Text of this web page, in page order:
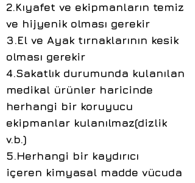
2.Kıyafet ve ekipmanların temiz
ve hijyenik olması gerekir
3.El ve Ayak tırnaklarının kesik
olması gerekir
4.Sakatlık durumunda kulanılan
medikal ürünler haricinde
herhangi bir koruyucu
ekipmanlar kulanılmaz(dizlik
v.b.)
5.Herhangi bir kaydırıcı
içeren kimyasal madde vücuda